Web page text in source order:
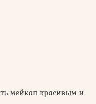
мейкап красивым и